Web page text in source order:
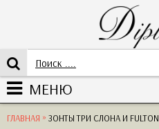
МЕНЮ
ГЛАВНАЯ » ЗОНТЫ ТРИ СЛОНА И FULTON